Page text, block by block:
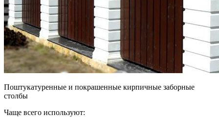
Поштукатуренные и покрашенные кирпичные заборные
столбы
Чаще всего используют: